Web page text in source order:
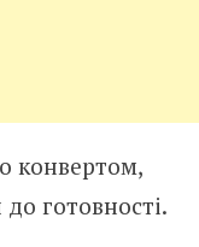
конвертом,
готовності.